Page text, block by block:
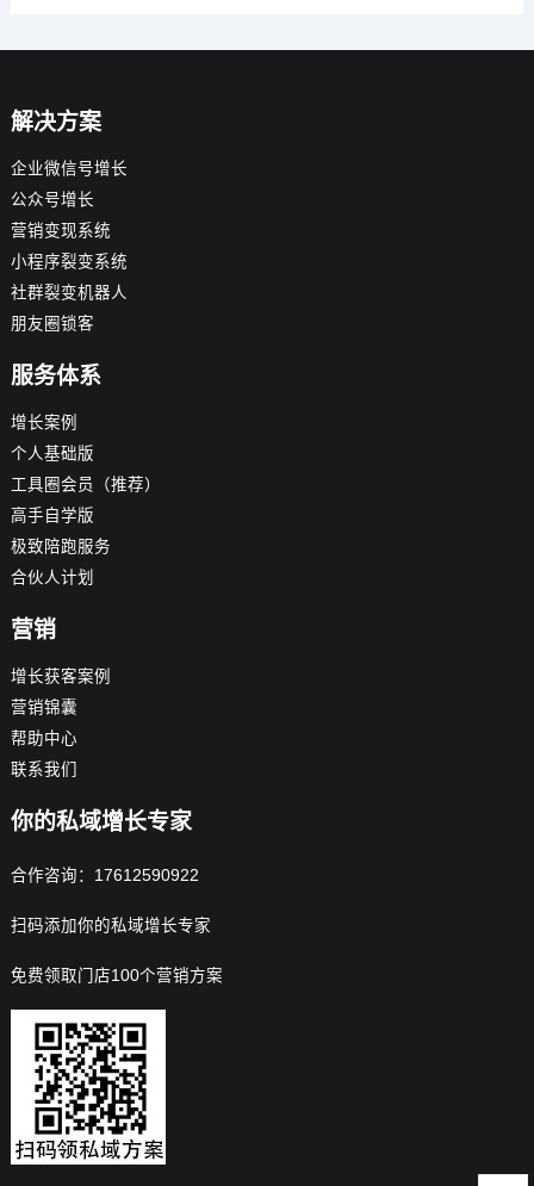
解决方案
企业微信号增长
公众号增长
营销变现系统
小程序裂变系统
社群裂变机器人
朋友圈锁客
服务体系
增长案例
个人基础版
工具圈会员（推荐）
高手自学版
极致陪跑服务
合伙人计划
营销
增长获客案例
营销锦囊
帮助中心
联系我们
你的私域增长专家
合作咨询：17612590922
扫码添加你的私域增长专家
免费领取门店100个营销方案